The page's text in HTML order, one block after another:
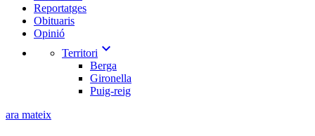
Reportatges
Obituaris
Opinió
Territori expand_more
Berga
Gironella
Puig-reig
ara mateix